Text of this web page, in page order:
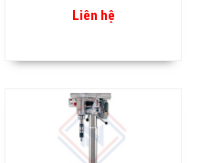
Liên hệ